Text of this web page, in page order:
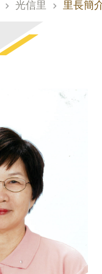
光信里 里長簡